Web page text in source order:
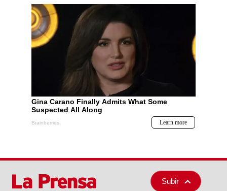
Subir